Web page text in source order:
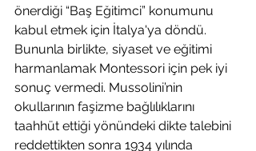
önerdiği “Baş Eğitimci” konumunu
kabul etmek için İtalya'ya döndü.
Bununla birlikte, siyaset ve eğitimi
harmanlamak Montessori için pek iyi
sonuç vermedi. Mussolini’nin
okullarının faşizme bağlılıklarını
taahhüt ettiği yönündeki dikte talebini
reddettikten sonra 1934 yılında